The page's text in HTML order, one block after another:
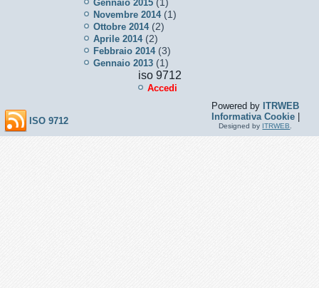
Gennaio 2015 (1)
Novembre 2014(1)
Ottobre 2014(2)
Aprile 2014(2)
Febbraio 2014(3)
Gennaio 2013 (1)
iso 9712
Accedi
ISO 9712
Powered by ITRWEB
Informativa Cookie|
Designed by ITRWEB.